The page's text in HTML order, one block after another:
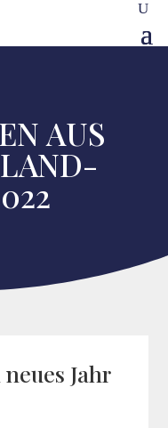
AUS
Jahr